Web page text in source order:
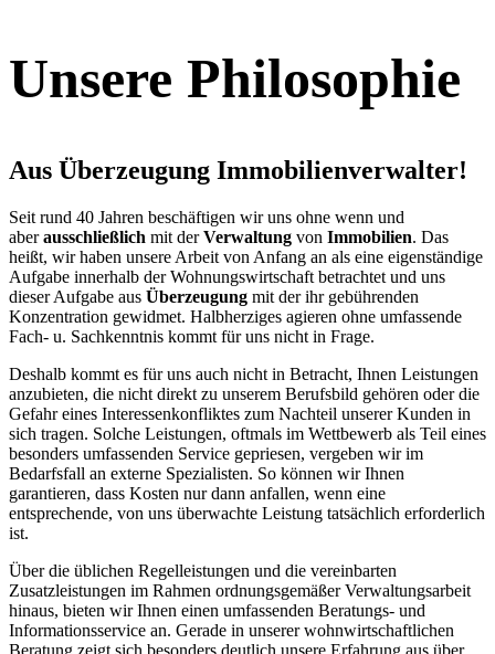
Unsere Philosophie
Aus Überzeugung Immobilienverwalter!
Seit rund 40 Jahren beschäftigen wir uns ohne wenn und
aberausschließlich mit derVerwaltung von Immobilien. Das
heißt, wir haben unsere Arbeit von Anfang an als eine eigenständige
Aufgabe innerhalb der Wohnungswirtschaft betrachtet und uns
dieser Aufgabe aus Überzeugung mit der ihr gebührenden
Konzentration gewidmet. Halbherziges agieren ohne umfassende
Fach- u. Sachkenntnis kommt für uns nicht in Frage.
Deshalb kommt es für uns auch nicht in Betracht, Ihnen Leistungen
anzubieten, die nicht direkt zu unserem Berufsbild gehören oder die
Gefahr eines Interessenkonfliktes zum Nachteil unserer Kunden in
sich tragen. Solche Leistungen, oftmals im Wettbewerb als Teil eines
besonders umfassenden Service gepriesen, vergeben wir im
Bedarfsfall an externe Spezialisten. So können wir Ihnen
garantieren, dass Kosten nur dann anfallen, wenn eine
entsprechende, von uns überwachte Leistung tatsächlich erforderlich
ist.
Über die üblichen Regelleistungen und die vereinbarten
Zusatzleistungen im Rahmen ordnungsgemäßer Verwaltungsarbeit
hinaus, bieten wir Ihnen einen umfassenden Beratungs- und
Informationsservice an. Gerade in unserer wohnwirtschaftlichen
Beratung zeigt sich besonders deutlich unsere Erfahrung aus über